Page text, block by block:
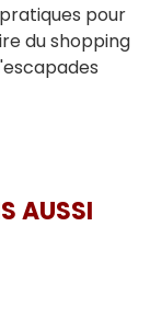
pour
du shopping
AUSSI